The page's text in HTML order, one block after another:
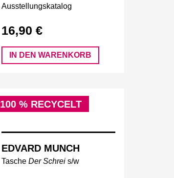
Ausstellungskatalog
16,90 €
IN DEN WARENKORB
100 % RECYCELT
EDVARD MUNCH
Tasche Der Schrei s/w